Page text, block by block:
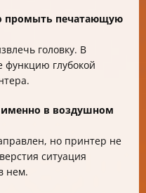
промыть печатающую
головку. В
функцию глубокой
именно в воздушном
но принтер не
ситуация
нем.